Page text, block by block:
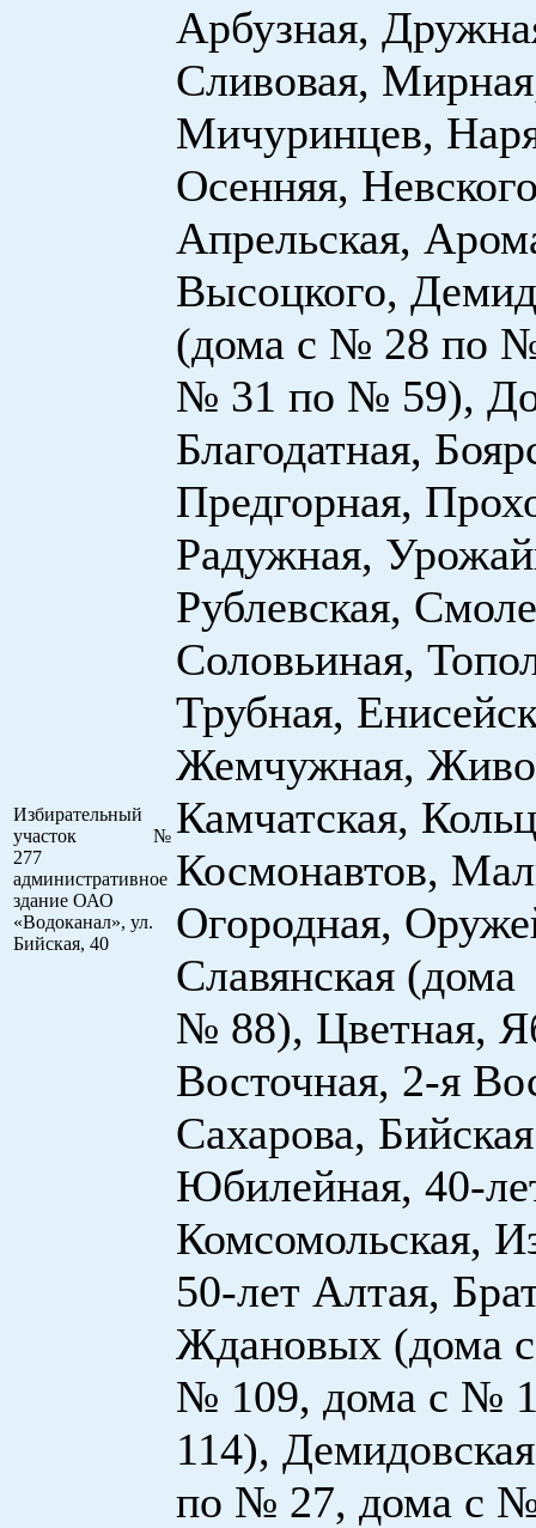
Избирательный
участок №
277
административное
здание ОАО
«Водоканал», ул.
Бийская, 40
Арбузная,
Сливовая,
Мичуринцев,
Осенняя,
Апрельская,
Высоцкого,
(дома с № 28 по
№ 31 по № 59),
Благодатная,
Предгорная,
Радужная,
Рублевская,
Соловьиная,
Трубная,
Жемчужная,
Камчатская,
Космонавтов,
Огородная,
Славянская
№ 88), Цветная,
Восточная, 2-я
Сахарова,
Юбилейная, 40-
Комсомольская,
50-лет Алтая,
Ждановых (дома
№ 109, дома с №
114),
по № 27, дома с